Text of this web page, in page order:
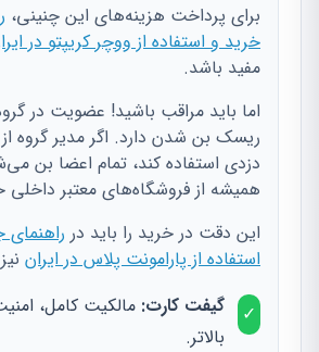
برای پرداخت هزینه‌های این چنینی،
خرید و استفاده از ووچر کریپتو در
مفید باشد.
اما باید مراقب باشید! عضویت در
ریسک بن شدن دارد. اگر مدیر گروه از
دزدی استفاده کند، تمام اعضا بن
همیشه از فروشگاه‌های معتبر داخلی
این دقت در خرید را باید در
استفاده از پارامونت پلاس در ایران
✓ گیفت کارت:
بالاتر.